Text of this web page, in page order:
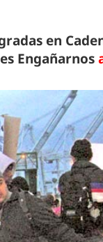
en
Engañarnos